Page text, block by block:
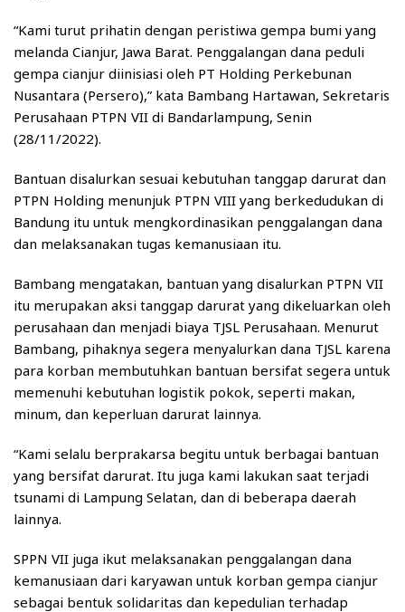
“Kami turut prihatin dengan peristiwa gempa bumi yang
melanda Cianjur, Jawa Barat. Penggalangan dana peduli
gempa cianjur diinisiasi oleh PT Holding Perkebunan
Nusantara (Persero),” kata Bambang Hartawan, Sekretaris
Perusahaan PTPN VII di Bandarlampung, Senin
(28/11/2022).
Bantuan disalurkan sesuai kebutuhan tanggap darurat dan
PTPN Holding menunjuk PTPN VIII yang berkedudukan di
Bandung itu untuk mengkordinasikan penggalangan dana
dan melaksanakan tugas kemanusiaan itu.
Bambang mengatakan, bantuan yang disalurkan PTPN VII
itu merupakan aksi tanggap darurat yang dikeluarkan oleh
perusahaan dan menjadi biaya TJSL Perusahaan. Menurut
Bambang, pihaknya segera menyalurkan dana TJSL karena
para korban membutuhkan bantuan bersifat segera untuk
memenuhi kebutuhan logistik pokok, seperti makan,
minum, dan keperluan darurat lainnya.
“Kami selalu berprakarsa begitu untuk berbagai bantuan
yang bersifat darurat. Itu juga kami lakukan saat terjadi
tsunami di Lampung Selatan, dan di beberapa daerah
lainnya.
SPPN VII juga ikut melaksanakan penggalangan dana
kemanusiaan dari karyawan untuk korban gempa cianjur
sebagai bentuk solidaritas dan kepedulian terhadap